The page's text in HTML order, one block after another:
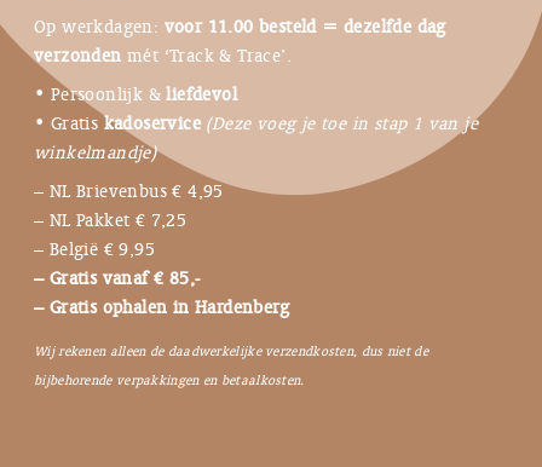
Op werkdagen: voor 11.00 besteld = dezelfde dag
verzonden mét ‘Track & Trace’.
• Persoonlijk &liefdevol
• Gratis kadoservice (Deze voeg je toe in stap 1 van je
winkelmandje)
– NL Brievenbus € 4,95
– NL Pakket € 7,25
– België € 9,95
– Gratis vanaf € 85,-
– Gratis ophalen in Hardenberg
Wij rekenen alleen de daadwerkelijke verzendkosten, dus niet de
bijbehorende verpakkingen en betaalkosten.